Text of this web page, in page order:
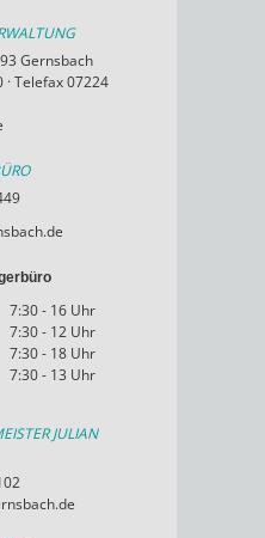
Gernsbach
Telefax 07224
7:30 - 16 Uhr
7:30 - 12 Uhr
7:30 - 18 Uhr
7:30 - 13 Uhr
JULIAN